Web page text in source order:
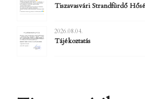
Tiszavasvári Strandfürdő
2026.08.04.
Tájékoztatás